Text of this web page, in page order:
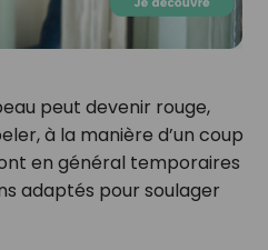
peut devenir rouge,
à la manière d’un coup
en général temporaires
adaptés pour soulager